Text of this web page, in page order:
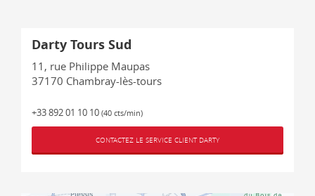
Darty Tours Sud
11, rue Philippe Maupas
37170 Chambray-lès-tours
+33 892 01 10 10 (40 cts/min)
CONTACTEZ LE SERVICE CLIENT DARTY